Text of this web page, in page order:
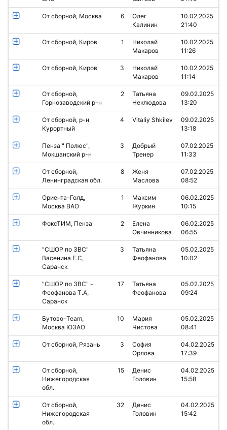
От сборной, Москва 6
Олег
Калинин
10.02.2025
21:40
От сборной, Киров 1
Николай
Макаров
10.02.2025
11:26
От сборной, Киров 3
Николай
Макаров
10.02.2025
11:14
От сборной,
Горнозаводский р-н
2
Татьяна
Неклюдова
09.02.2025
13:20
От сборной, р-н
Курортный
4 Vitaliy Shkilev
09.02.2025
13:18
Пенза " Полюс",
Мокшанский р-н
3
Добрый
Тренер
07.02.2025
11:33
От сборной,
Ленинградская обл.
8
Женя
Маслова
07.02.2025
08:52
Ориента-Голд,
Москва ВАО
1
Максим
Журкин
06.02.2025
10:15
ФоксТИМ, Пенза 2
Елена
Овчинникова
06.02.2025
06:55
"СШОР по ЗВС"
Васенина Е.С,
Саранск
3
Татьяна
Феофанова
05.02.2025
10:02
"СШОР по ЗВС" -
Феофанова Т.А,
Саранск
17
Татьяна
Феофанова
05.02.2025
09:24
Бутово-Team,
Москва ЮЗАО
10
Мария
Чистова
05.02.2025
08:41
От сборной, Рязань 3
София
Орлова
04.02.2025
17:39
От сборной,
Нижегородская
обл.
15
Денис
Головин
04.02.2025
15:58
От сборной,
Нижегородская
обл.
32
Денис
Головин
04.02.2025
15:42